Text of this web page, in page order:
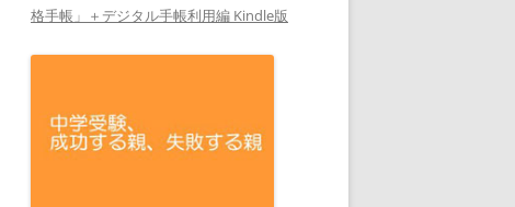
格手帳」＋デジタル手帳利用編 Kindle版